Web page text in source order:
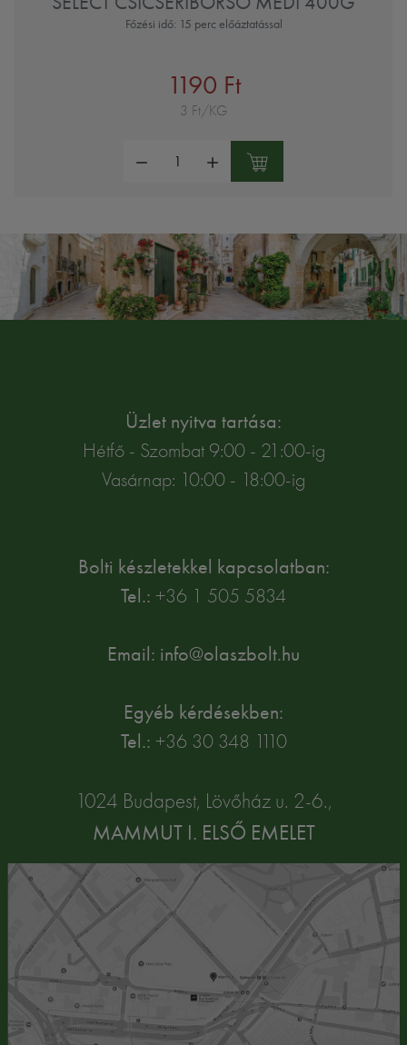
Főzési idő: 15 perc előáztatással
1190 Ft
3 Ft/KG
Üzlet nyitva tartása:
Hétfő - Szombat 9:00 - 21:00-ig
Vasárnap: 10:00 - 18:00-ig
Bolti készletekkel kapcsolatban:
Tel.: +36 1 505 5834
Email: info@olaszbolt.hu
Egyéb kérdésekben:
Tel.: +36 30 348 1110
1024 Budapest, Lövőház u. 2-6.,
MAMMUT I. ELSŐ EMELET